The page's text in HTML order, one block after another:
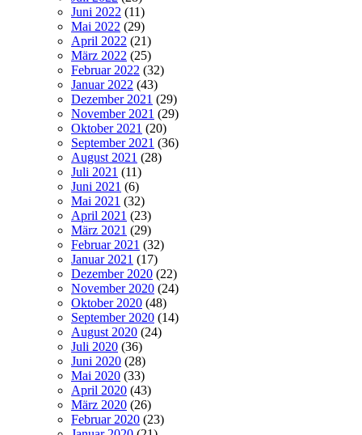
Juni 2022 (11)
Mai 2022 (29)
April 2022 (21)
März 2022 (25)
Februar 2022 (32)
Januar 2022 (43)
Dezember 2021 (29)
November 2021 (29)
Oktober 2021 (20)
September 2021 (36)
August 2021 (28)
Juli 2021 (11)
Juni 2021 (6)
Mai 2021 (32)
April 2021 (23)
März 2021 (29)
Februar 2021 (32)
Januar 2021 (17)
Dezember 2020 (22)
November 2020 (24)
Oktober 2020 (48)
September 2020 (14)
August 2020 (24)
Juli 2020 (36)
Juni 2020 (28)
Mai 2020 (33)
April 2020 (43)
März 2020 (26)
Februar 2020 (23)